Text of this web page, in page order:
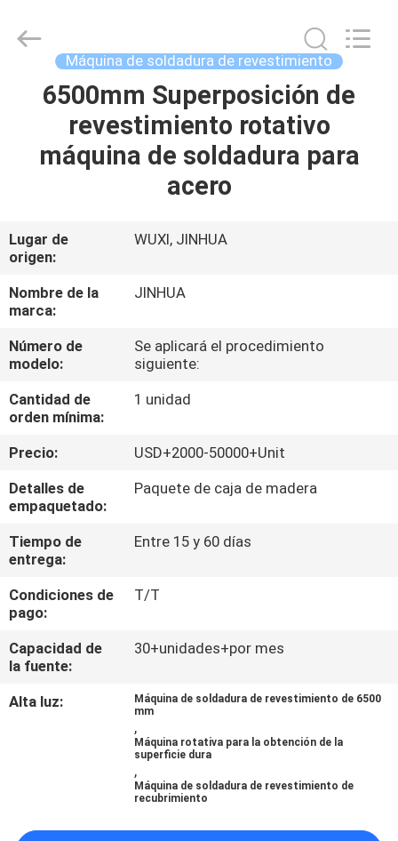
HOGAR
PRODUCTOS
NOSOTROS
VIAJE
DE
LA
FÁBRICA
CONTROL
CALIDAD
ÉNTRENOS
EN
CONTACTO
CON
PIDA
NOTICIAS
Proveedor.
Developed
Máquina de soldadura de revestimiento
6500mm Superposición de
revestimiento rotativo
máquina de soldadura para
acero
Lugar de
origen:
WUXI, JINHUA
Nombre de la
marca:
JINHUA
Número de
modelo:
Se aplicará el procedimiento
siguiente:
Cantidad de
orden mínima:
1 unidad
Precio:
USD+2000-50000+Unit
Detalles de
empaquetado:
Paquete de caja de madera
Tiempo de
entrega:
Entre 15 y 60 días
Condiciones de
pago:
T/T
Capacidad de
la fuente:
30+unidades+por mes
Alta luz:
Máquina de soldadura de revestimiento de 6500
mm
,
Máquina rotativa para la obtención de la
superficie dura
,
Máquina de soldadura de revestimiento de
recubrimiento